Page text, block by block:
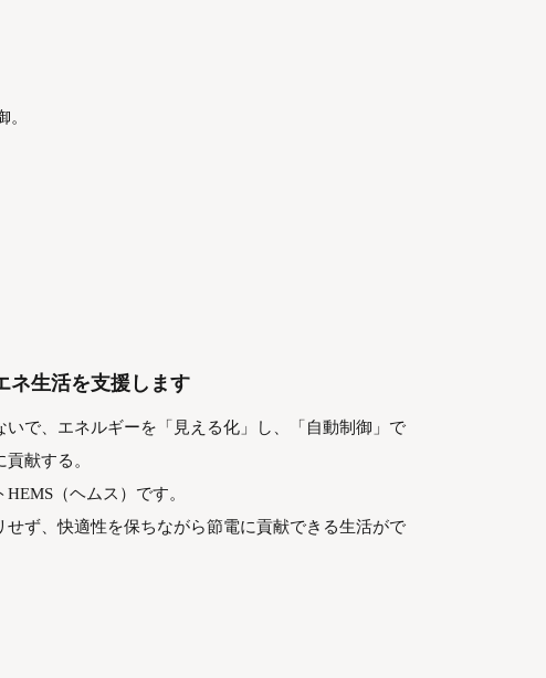
ネ生活を支援します
いで、エネルギーを「見える化」し、「自動制御」で
献する。
（ヘムス）です。
せず、快適性を保ちながら節電に貢献できる生活がで